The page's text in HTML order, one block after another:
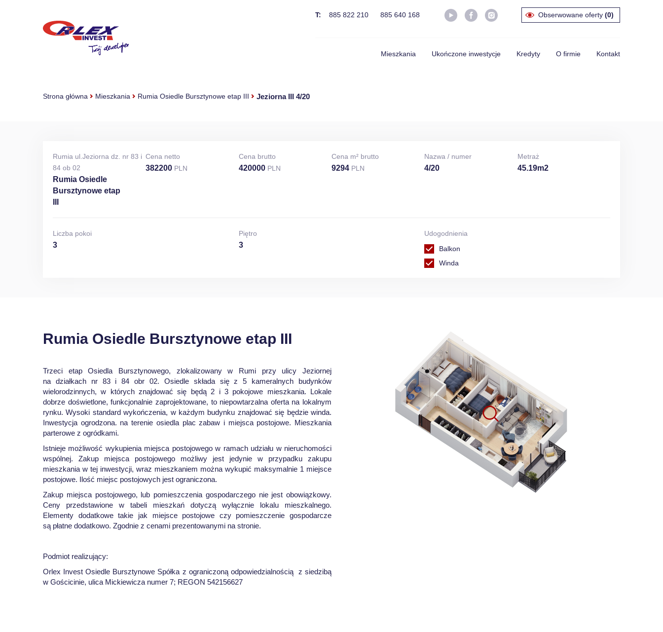
T: 885 822 210 885 640 168 Obserwowane oferty (0)
Mieszkania Ukończone inwestycje Kredyty O firmie Kontakt
Strona główna Mieszkania Rumia Osiedle Bursztynowe etap III Jeziorna III 4/20
Rumia ul.Jeziorna dz. nr 83 i
84 ob 02
Rumia Osiedle
Bursztynowe etap
Cena netto
382200 PLN
Cena brutto
420000PLN
Cena m² brutto
9294PLN
Nazwa / numer
4/20
Metraż
45.19m2
Liczba pokoi
3
Piętro
3
Udogodnienia
Balkon
Winda
Rumia Osiedle Bursztynowe etap III
Trzeci etap Osiedla Bursztynowego, zlokalizowany w Rumi przy ulicy Jeziornej
na działkach nr 83 i 84 obr 02. Osiedle składa się z 5 kameralnych budynków
wielorodzinnych, w których znajdować się będą 2 i 3 pokojowe mieszkania. Lokale
dobrze doświetlone, funkcjonalnie zaprojektowane, to niepowtarzalna oferta na lokalnym
rynku. Wysoki standard wykończenia, w każdym budynku znajdować się będzie winda.
Inwestycja ogrodzona. na terenie osiedla plac zabaw i miejsca postojowe. Mieszkania
parterowe z ogródkami.
Istnieje możliwość wykupienia miejsca postojowego w ramach udziału w nieruchomości
wspólnej. Zakup miejsca postojowego możliwy jest jedynie w przypadku zakupu
mieszkania w tej inwestycji, wraz mieszkaniem można wykupić maksymalnie 1 miejsce
postojowe. Ilość miejsc postojowych jest ograniczona.
Zakup miejsca postojowego, lub pomieszczenia gospodarczego nie jest obowiązkowy.
Ceny przedstawione w tabeli mieszkań dotyczą wyłącznie lokalu mieszkalnego.
Elementy dodatkowe takie jak miejsce postojowe czy pomieszczenie gospodarcze
są płatne dodatkowo. Zgodnie z cenami prezentowanymi na stronie.
Podmiot realizujący:
Orlex Invest Osiedle Bursztynowe Spółka z ograniczoną odpowiedzialnością z siedzibą
w Gościcinie, ulica Mickiewicza numer 7; REGON 542156627